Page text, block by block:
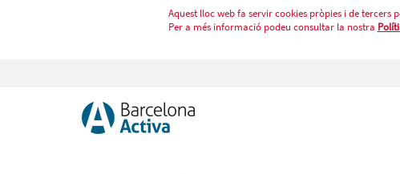
Aquest lloc web fa servir cookies pròpies i de tercers
Per a més informació podeu consultar la nostra